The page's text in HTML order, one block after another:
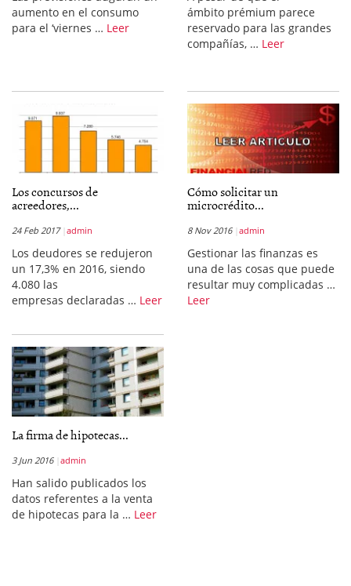
aumento en el consumo
para el ‘viernes … Leer
ámbito prémium parece
reservado para las grandes
compañías, … Leer
Los concursos de
acreedores,...
24 Feb 2017 admin
Los deudores se redujeron
un 17,3% en 2016, siendo
4.080 las
empresas declaradas … Leer
Cómo solicitar un
microcrédito...
8 Nov 2016 admin
Gestionar las finanzas es
una de las cosas que puede
resultar muy complicadas …
Leer
La firma de hipotecas...
3 Jun 2016 admin
Han salido publicados los
datos referentes a la venta
de hipotecas para la … Leer